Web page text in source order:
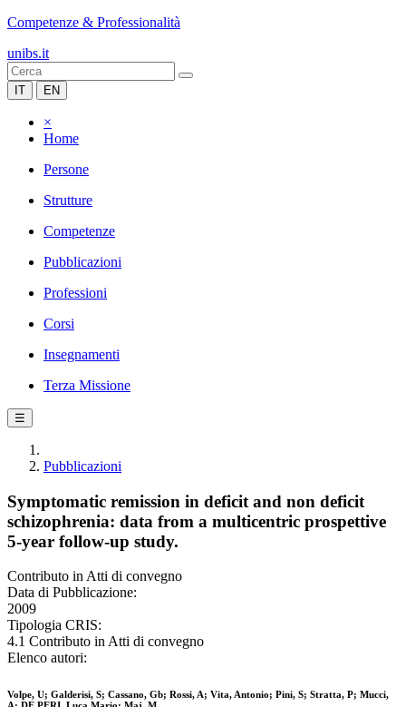
Competenze & Professionalità
unibs.it
IT EN
×
Home
Persone
Strutture
Competenze
Pubblicazioni
Professioni
Corsi
Insegnamenti
Terza Missione
☰
Pubblicazioni
Symptomatic remission in deficit and non deficit
schizophrenia: data from a multicentric prospettive
5-year follow-up study.
Contributo in Atti di convegno
Data di Pubblicazione:
2009
Tipologia CRIS:
4.1 Contributo in Atti di convegno
Elenco autori:
Volpe, U; Galderisi, S; Cassano, Gb; Rossi, A; Vita, Antonio; Pini, S; Stratta, P; Mucci,